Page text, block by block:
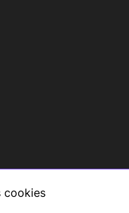
cookies